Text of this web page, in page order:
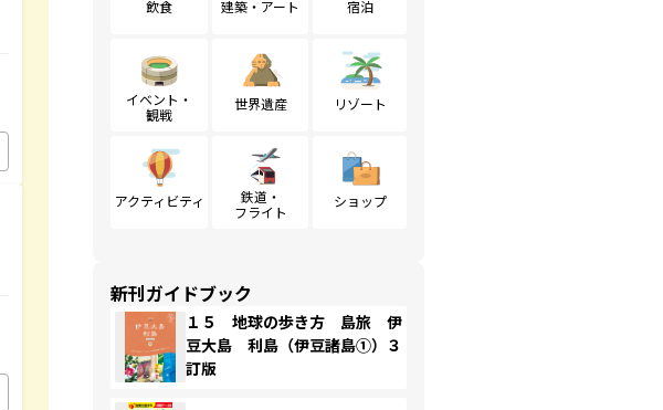
飲食 建築・アート 宿泊
イベント・
観戦
世界遺産 リゾート
アクティビティ
鉄道・
フライト
ショップ
新刊ガイドブック
１５ 地球の歩き方 島旅 伊
豆大島 利島（伊豆諸島①）３
訂版